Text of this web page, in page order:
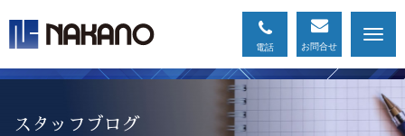
スタッフブログ